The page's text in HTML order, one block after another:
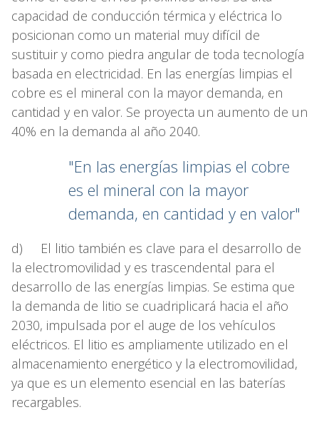
capacidad de conducción térmica y eléctrica lo
posicionan como un material muy difícil de
sustituir y como piedra angular de toda tecnología
basada en electricidad. En las energías limpias el
cobre es el mineral con la mayor demanda, en
cantidad y en valor. Se proyecta un aumento de un
40% en la demanda al año 2040.
"En las energías limpias el cobre
es el mineral con la mayor
demanda, en cantidad y en valor"
d) El litio también es clave para el desarrollo de
la electromovilidad y es trascendental para el
desarrollo de las energías limpias. Se estima que
la demanda de litio se cuadriplicará hacia el año
2030, impulsada por el auge de los vehículos
eléctricos. El litio es ampliamente utilizado en el
almacenamiento energético y la electromovilidad,
ya que es un elemento esencial en las baterías
recargables.